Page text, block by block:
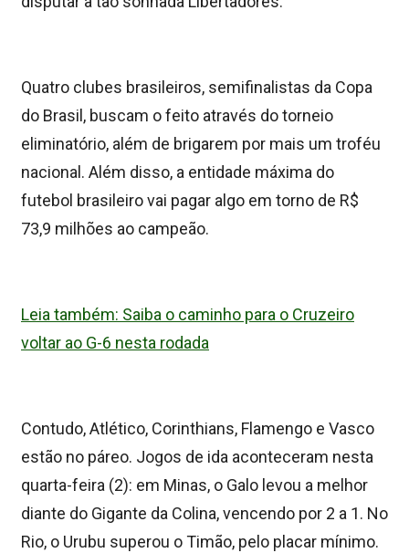
Quatro clubes brasileiros, semifinalistas da Copa
do Brasil, buscam o feito através do torneio
eliminatório, além de brigarem por mais um troféu
nacional. Além disso, a entidade máxima do
futebol brasileiro vai pagar algo em torno de R$
73,9 milhões ao campeão.
Leia também: Saiba o caminho para o Cruzeiro
voltar ao G-6 nesta rodada
Contudo, Atlético, Corinthians, Flamengo e Vasco
estão no páreo. Jogos de ida aconteceram nesta
quarta-feira (2): em Minas, o Galo levou a melhor
diante do Gigante da Colina, vencendo por 2 a 1. No
Rio, o Urubu superou o Timão, pelo placar mínimo.